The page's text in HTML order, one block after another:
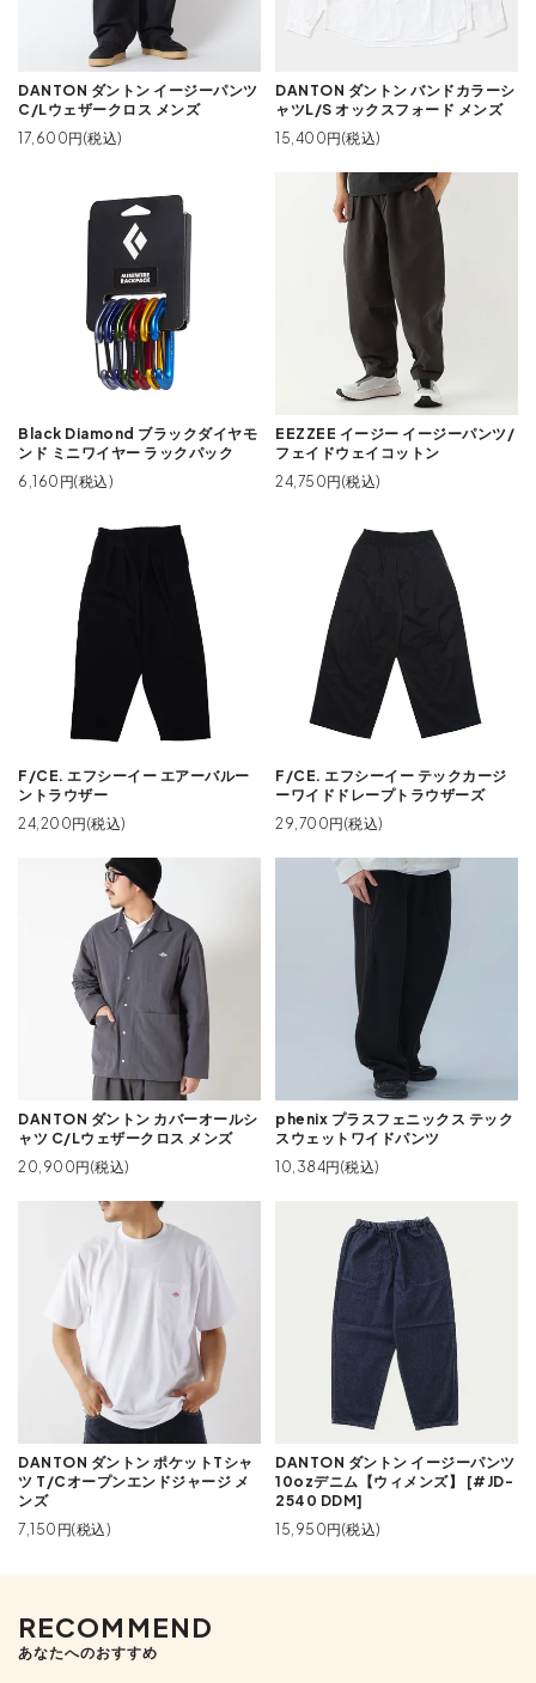
DANTON ダントン イージーパンツ
C/Lウェザークロス メンズ
17,600円(税込)
DANTON ダントン バンドカラーシ
ャツL/S オックスフォード メンズ
15,400円(税込)
Black Diamond ブラックダイヤモ
ンド ミニワイヤー ラックパック
6,160円(税込)
EEZZEE イージー イージーパンツ/
フェイドウェイコットン
24,750円(税込)
F/CE. エフシーイー エアーバルー
ントラウザー
24,200円(税込)
F/CE. エフシーイー テックカージ
ーワイドドレープトラウザーズ
29,700円(税込)
DANTON ダントン カバーオールシ
ャツ C/Lウェザークロス メンズ
20,900円(税込)
phenix プラスフェニックス テック
スウェットワイドパンツ
10,384円(税込)
DANTON ダントン ポケットTシャ
ツ T/Cオープンエンドジャージ メ
ンズ
7,150円(税込)
DANTON ダントン イージーパンツ
10ozデニム【ウィメンズ】 [#JD-
2540 DDM]
15,950円(税込)
RECOMMEND
あなたへのおすすめ